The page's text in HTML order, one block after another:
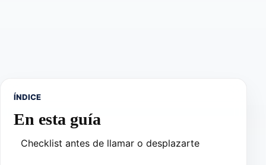
ÍNDICE
En esta guía
Checklist antes de llamar o desplazarte